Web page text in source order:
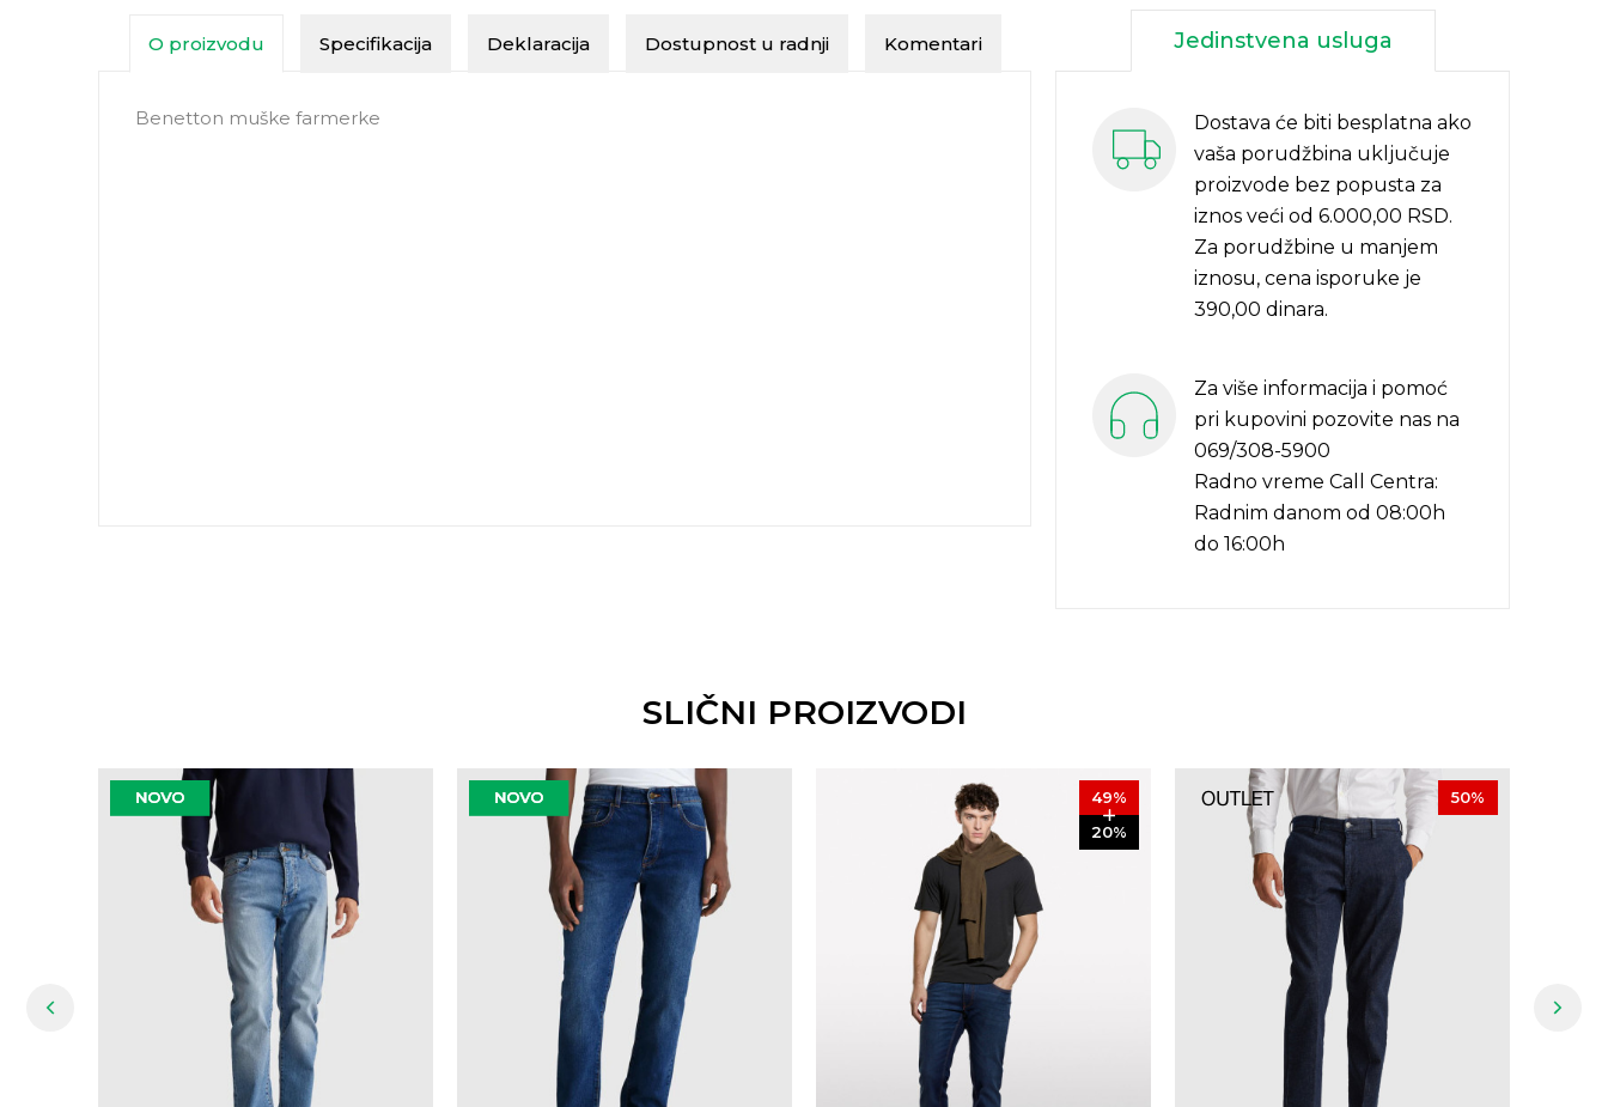
O proizvodu Specifikacija Deklaracija Dostupnost u radnji Komentari
Benetton muške farmerke
Jedinstvena usluga
Dostava će biti besplatna ako
vaša porudžbina uključuje
proizvode bez popusta za
iznos veći od 6.000,00 RSD.
Za porudžbine u manjem
iznosu, cena isporuke je
390,00 dinara.
Za više informacija i pomoć
pri kupovini pozovite nas na
069/308-5900
Radno vreme Call Centra:
Radnim danom od 08:00h
do 16:00h
SLIČNI PROIZVODI
49%
20%
50%